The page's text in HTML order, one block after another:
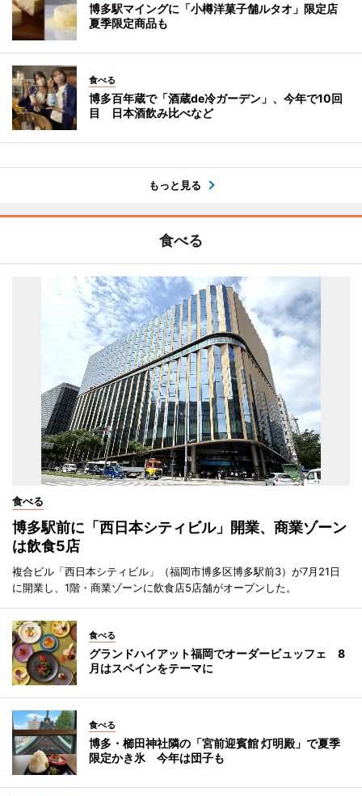
博多駅マイングに「小樽洋菓子舗ルタオ」限定店
夏季限定商品も
食べる
博多百年蔵で「酒蔵de冷ガーデン」、今年で10回
目 日本酒飲み比べなど
もっと見る
食べる
食べる
博多駅前に「西日本シティビル」開業、商業ゾーン
は飲食5店
複合ビル「西日本シティビル」（福岡市博多区博多駅前3）が7月21日
に開業し、1階・商業ゾーンに飲食店5店舗がオープンした。
食べる
グランドハイアット福岡でオーダービュッフェ 8
月はスペインをテーマに
食べる
博多・櫛田神社隣の「宮前迎賓館 灯明殿」で夏季
限定かき氷 今年は団子も